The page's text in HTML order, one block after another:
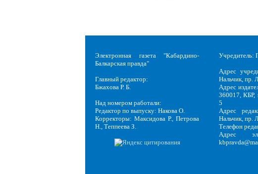
Электронная газета "Кабардино-
Балкарская правда"
Главный редактор:
Бжахова Р. Б.
Над номером работали:
Редактор по выпуску: Накова О.
Корректоры: Максидова Р., Петрова
Н., Теппеева З.
Адрес
Нальчик, пр.
Адрес
360017, КБР,
5
Адрес
Нальчик, пр.
Телефон
Адрес